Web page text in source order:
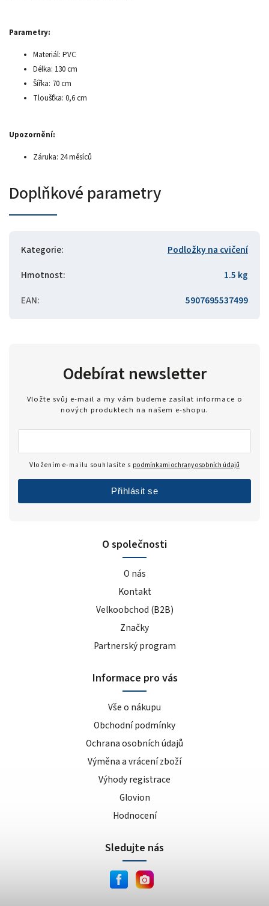
Parametry:
Materiál: PVC
Délka: 130 cm
Šířka: 70 cm
Tloušťka: 0,6 cm
Upozornění:
Záruka: 24 měsíců
Doplňkové parametry
Kategorie:
Podložky na cvičení
Hmotnost:
1.5 kg
EAN: 5907695537499
O společnosti
O nás
Kontakt
Velkoobchod (B2B)
Značky
Partnerský program
Informace pro vás
Vše o nákupu
Obchodní podmínky
Ochrana osobních údajů
Výměna a vrácení zboží
Výhody registrace
Glovion
Hodnocení
Odebírat newsletter
Vložte svůj e-mail a my vám budeme zasílat informace o
nových produktech na našem e-shopu.
Vložením e-mailu souhlasíte s podmínkami ochrany osobních údajů
Přihlásit se
Sledujte nás